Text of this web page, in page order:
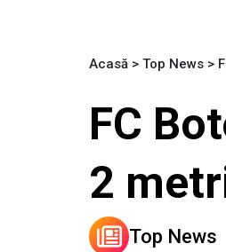
Acasă > Top News >
FC
2
Top News